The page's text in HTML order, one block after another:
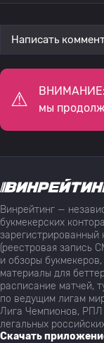
Написать
ВНИМАНИЕ:
мы
Винрейтинг —
букмекерских
(реестровая запись
и обзоры
материалы для
расписание матчей,
по ведущим лигам
Лига Чемпионов, РПЛ
легальных
Скачать